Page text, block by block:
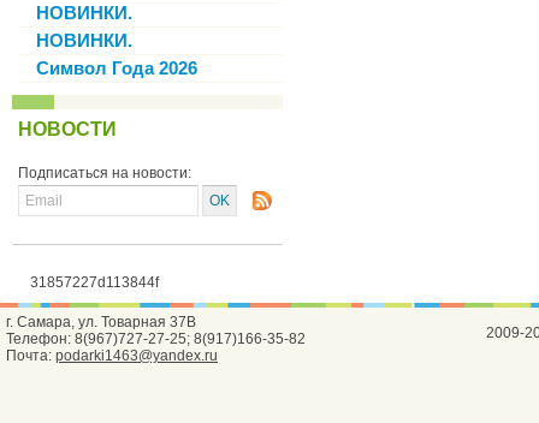
НОВИНКИ.
НОВИНКИ.
Символ Года 2026
НОВОСТИ
Подписаться на новости:
31857227d113844f
г. Самара, ул. Товарная 37В
Телефон: 8(967)727-27-25; 8(917)166-35-82
Почта: podarki1463@yandex.ru
2009-